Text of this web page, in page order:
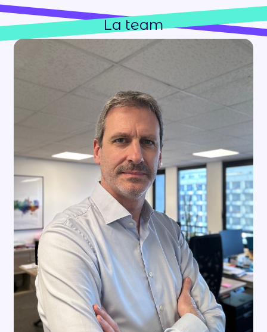
Activation
média :
sélectionner et
orchestrer les
pour optimiser
vos actions
futures.
fonction de vos
plans d’actions
commerciales,
de votre
saisonnalité, de
vos
concurrents.
Conseil et achat
de plans médias
on-line et off-
line : vous faire
connaître
l’ensemble des
supports
existants sur
votre territoire
et sélectionner
les plus
pertinents en
fonction de
votre cible et
du sujet de
votre
campagne.
La team